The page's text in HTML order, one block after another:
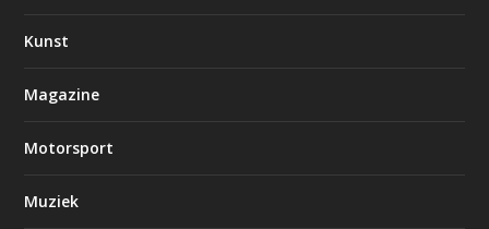
Kunst
Magazine
Motorsport
Muziek